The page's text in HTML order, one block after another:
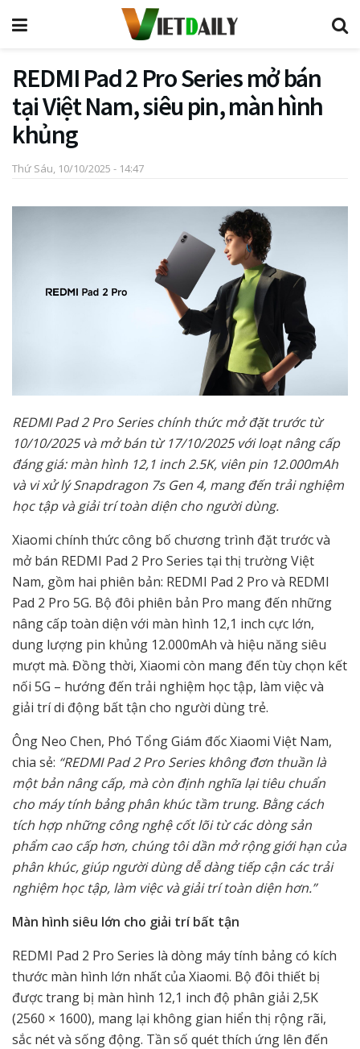
REDMI Pad 2 Pro Series mở bán
tại Việt Nam, siêu pin, màn hình
khủng
Thứ Sáu, 10/10/2025 - 14:47
REDMI Pad 2 Pro Series chính thức mở đặt trước từ
10/10/2025 và mở bán từ 17/10/2025 với loạt nâng cấp
đáng giá: màn hình 12,1 inch 2.5K, viên pin 12.000mAh
và vi xử lý Snapdragon 7s Gen 4, mang đến trải nghiệm
học tập và giải trí toàn diện cho người dùng.
Xiaomi chính thức công bố chương trình đặt trước và
mở bán REDMI Pad 2 Pro Series tại thị trường Việt
Nam, gồm hai phiên bản: REDMI Pad 2 Pro và REDMI
Pad 2 Pro 5G. Bộ đôi phiên bản Pro mang đến những
nâng cấp toàn diện với màn hình 12,1 inch cực lớn,
dung lượng pin khủng 12.000mAh và hiệu năng siêu
mượt mà. Đồng thời, Xiaomi còn mang đến tùy chọn kết
nối 5G – hướng đến trải nghiệm học tập, làm việc và
giải trí di động bất tận cho người dùng trẻ.
Ông Neo Chen, Phó Tổng Giám đốc Xiaomi Việt Nam,
chia sẻ: “REDMI Pad 2 Pro Series không đơn thuần là
một bản nâng cấp, mà còn định nghĩa lại tiêu chuẩn
cho máy tính bảng phân khúc tầm trung. Bằng cách
tích hợp những công nghệ cốt lõi từ các dòng sản
phẩm cao cấp hơn, chúng tôi dần mở rộng giới hạn của
phân khúc, giúp người dùng dễ dàng tiếp cận các trải
nghiệm học tập, làm việc và giải trí toàn diện hơn.”
Màn hình siêu lớn cho giải trí bất tận
REDMI Pad 2 Pro Series là dòng máy tính bảng có kích
thước màn hình lớn nhất của Xiaomi. Bộ đôi thiết bị
được trang bị màn hình 12,1 inch độ phân giải 2,5K
(2560 × 1600), mang lại không gian hiển thị rộng rãi,
sắc nét và sống động. Tần số quét thích ứng lên đến